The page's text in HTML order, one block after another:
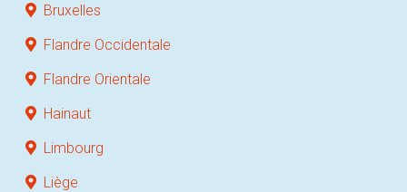
Bruxelles
Flandre Occidentale
Flandre Orientale
Hainaut
Limbourg
Liège